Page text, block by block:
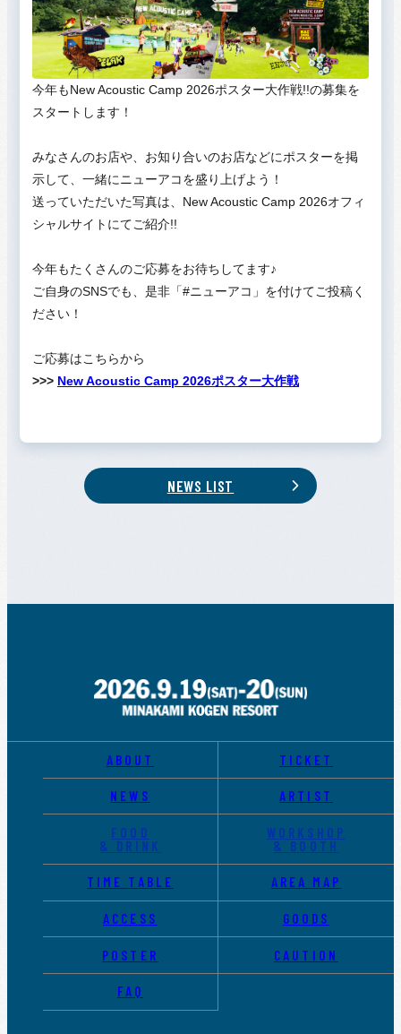
今年もNew Acoustic Camp 2026ポスター大作戦!!の募集を
スタートします！
みなさんのお店や、お知り合いのお店などにポスターを掲
示して、一緒にニューアコを盛り上げよう！
送っていただいた写真は、New Acoustic Camp 2026オフィ
シャルサイトにてご紹介!!
今年もたくさんのご応募をお待ちしてます♪
ご自身のSNSでも、是非「#ニューアコ」を付けてご投稿く
ださい！
ご応募はこちらから
>>> New Acoustic Camp 2026ポスター大作戦
NEWS LIST
ABOUT TICKET
NEWS ARTIST
FOOD
& DRINK
WORKSHOP
& BOOTH
TIME TABLE AREA MAP
ACCESS GOODS
POSTER CAUTION
FAQ